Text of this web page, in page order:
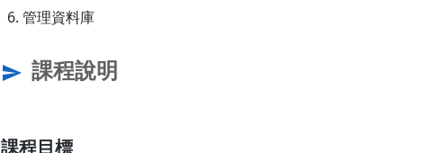
管理資料庫
send 課程說明
課程目標